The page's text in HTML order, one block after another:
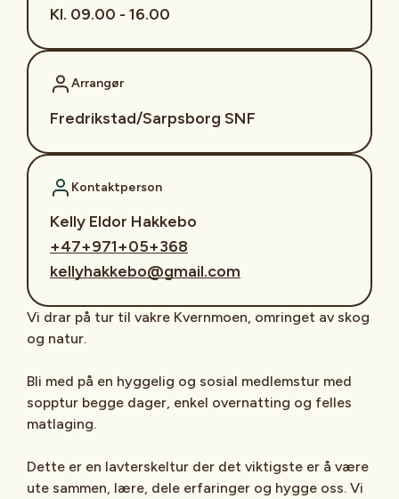
Kl. 09.00 - 16.00
Arrangør
Fredrikstad/Sarpsborg SNF
Kontaktperson
Kelly Eldor Hakkebo
+47+971+05+368
kellyhakkebo@gmail.com
Vi drar på tur til vakre Kvernmoen, omringet av skog
og natur.
Bli med på en hyggelig og sosial medlemstur med
sopptur begge dager, enkel overnatting og felles
matlaging.
Dette er en lavterskeltur der det viktigste er å være
ute sammen, lære, dele erfaringer og hygge oss. Vi